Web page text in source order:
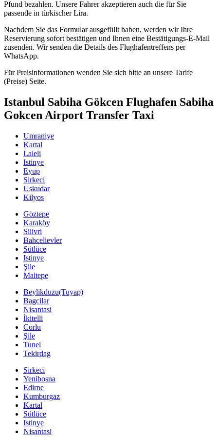
Pfund bezahlen. Unsere Fahrer akzeptieren auch die für Sie
passende in türkischer Lira.
Nachdem Sie das Formular ausgefüllt haben, werden wir Ihre
Reservierung sofort bestätigen und Ihnen eine Bestätigungs-E-Mail
zusenden. Wir senden die Details des Flughafentreffens per
WhatsApp.
Für Preisinformationen wenden Sie sich bitte an unsere Tarife
(Preise) Seite.
Istanbul Sabiha Gökcen Flughafen Sabiha
Gokcen Airport Transfer Taxi
Umraniye
Kartal
Laleli
Istinye
Eyup
Sirkeci
Uskudar
Kilyos
Göztepe
Karaköy
Silivri
Bahcelievler
Sütlüce
Istinye
Şile
Maltepe
Beylikduzu(Tuyap)
Bagcilar
Nisantasi
İkitelli
Corlu
Şile
Tunel
Tekirdag
Sirkeci
Yenibosna
Edirne
Kumburgaz
Kartal
Sütlüce
Istinye
Nisantasi